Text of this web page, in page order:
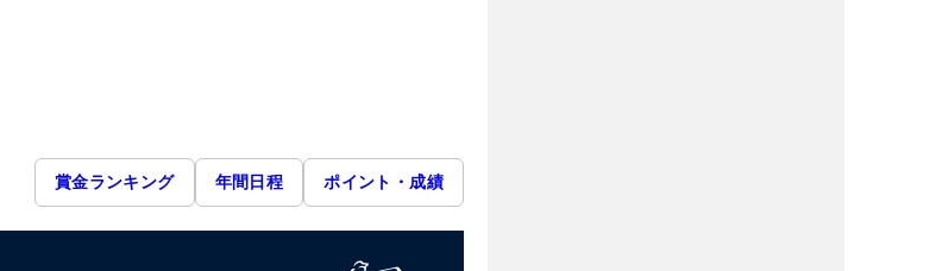
賞金ランキング 年間日程 ポイント・成績